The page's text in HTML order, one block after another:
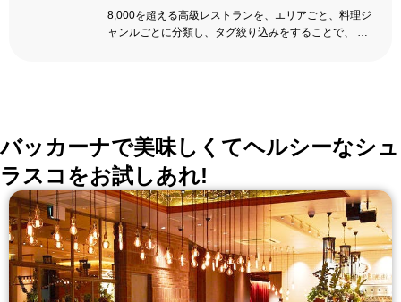
8,000を超える高級レストランを、エリアごと、料理ジ
ャンルごとに分類し、タグ絞り込みをすることで、 い
バッカーナで美味しくてヘルシーなシュ
ラスコをお試しあれ!